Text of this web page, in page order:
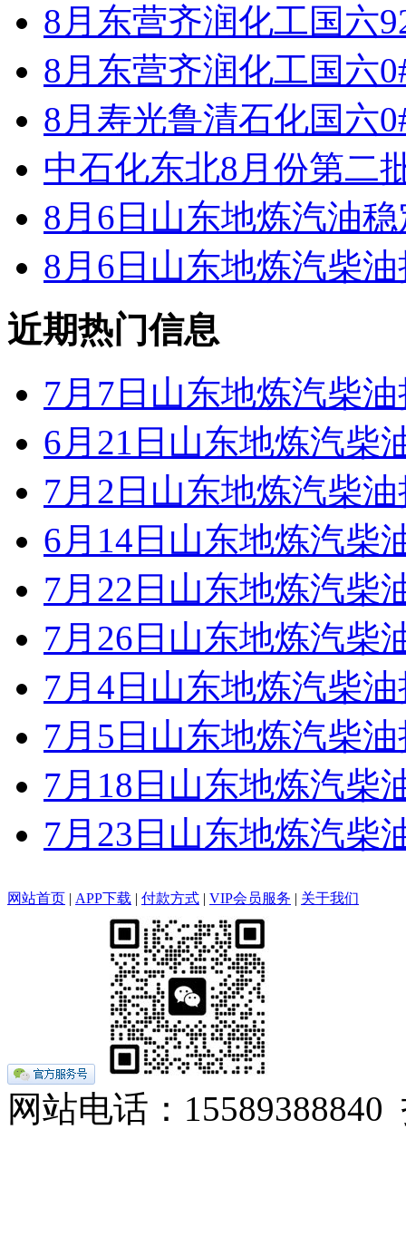
8月东营齐润化工国六
8月东营齐润化工国六
8月寿光鲁清石化国六
中石化东北8月份第二
8月6日山东地炼汽油
8月6日山东地炼汽柴
近期热门信息
7月7日山东地炼汽柴
6月21日山东地炼汽柴
7月2日山东地炼汽柴
6月14日山东地炼汽柴
7月22日山东地炼汽柴
7月26日山东地炼汽柴
7月4日山东地炼汽柴
7月5日山东地炼汽柴
7月18日山东地炼汽柴
7月23日山东地炼汽柴
网站首页 | APP下载 | 付款方式 | VIP会员服务 | 关于我们
网站电话：